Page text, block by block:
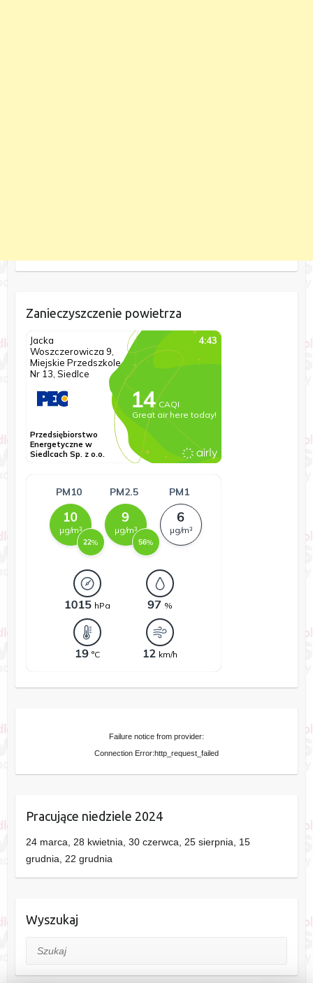
Zanieczyszczenie powietrza
Failure notice from provider:
Connection Error:http_request_failed
Pracujące niedziele 2024
24 marca, 28 kwietnia, 30 czerwca, 25 sierpnia, 15
grudnia, 22 grudnia
Wyszukaj
Szukaj